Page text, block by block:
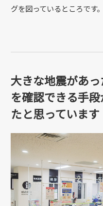
グを図っているところです。
大きな地震があ
を確認できる手
たと思っています